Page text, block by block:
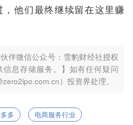
他们最终继续留在这里赚
伴微信公众号：雪豹财经社授权
息存储服务。】如有任何疑问
）投资界处理。
多 电商服务行业